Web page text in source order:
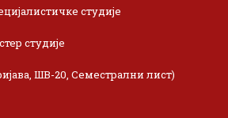
студије
студије
ШВ-20, Семестрални лист)